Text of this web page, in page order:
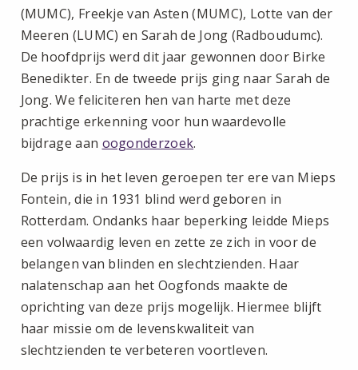
(MUMC), Freekje van Asten (MUMC), Lotte van der
Meeren (LUMC) en Sarah de Jong (Radboudumc).
De hoofdprijs werd dit jaar gewonnen door Birke
Benedikter. En de tweede prijs ging naar Sarah de
Jong. We feliciteren hen van harte met deze
prachtige erkenning voor hun waardevolle
bijdrage aan oogonderzoek.
De prijs is in het leven geroepen ter ere van Mieps
Fontein, die in 1931 blind werd geboren in
Rotterdam. Ondanks haar beperking leidde Mieps
een volwaardig leven en zette ze zich in voor de
belangen van blinden en slechtzienden. Haar
nalatenschap aan het Oogfonds maakte de
oprichting van deze prijs mogelijk. Hiermee blijft
haar missie om de levenskwaliteit van
slechtzienden te verbeteren voortleven.